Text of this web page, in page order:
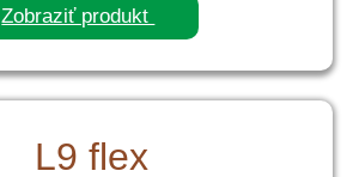
Zobraziť produkt
L9 flex